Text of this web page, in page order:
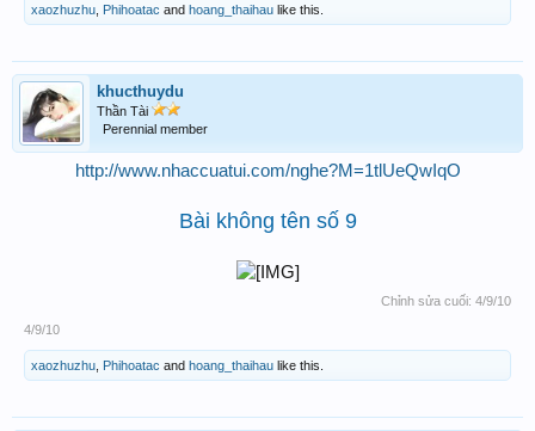
xaozhuzhu Phihoatac and hoang_thaihau like this.
khucthuydu
Thần Tài
Perennial member
http://www.nhaccuatui.com/nghe?M=1tlUeQwIqO
Bài không tên số 9
Chỉnh sửa cuối: 4/9/10
4/9/10
xaozhuzhu Phihoatac and hoang_thaihau like this.